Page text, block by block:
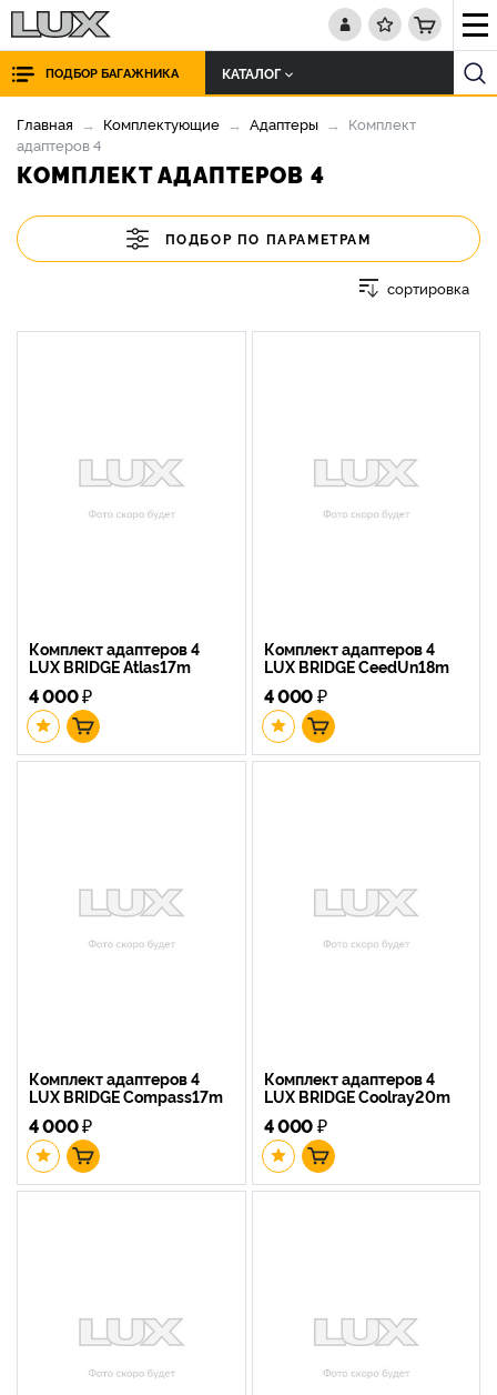
ПОДБОР БАГАЖНИКА КАТАЛОГ
Главная Комплектующие Адаптеры
Комплект
адаптеров 4
КОМПЛЕКТ АДАПТЕРОВ 4
ПОДБОР ПО ПАРАМЕТРАМ
сортировка
Комплект адаптеров 4
LUX BRIDGE Atlas17m
4 000₽
Комплект адаптеров 4
LUX BRIDGE CeedUn18m
4 000₽
Комплект адаптеров 4
LUX BRIDGE Compass17m
4 000₽
Комплект адаптеров 4
LUX BRIDGE Coolray20m
4 000₽